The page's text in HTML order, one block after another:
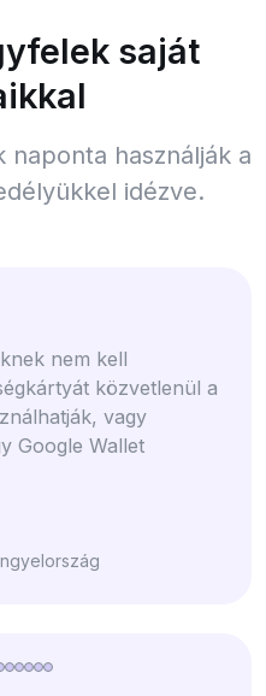
saját
naponta használják a
idézve.
nem kell
közvetlenül a
vagy
Google Wallet